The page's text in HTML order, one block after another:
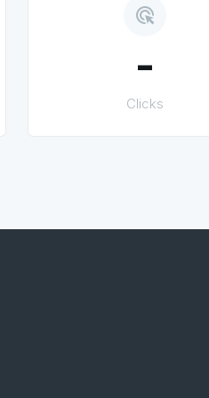
ads_click
-
Clicks